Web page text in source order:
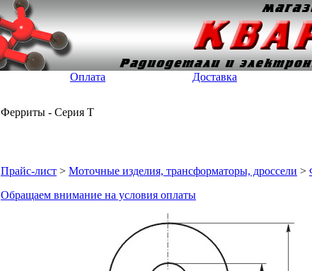
Оплата Доставка
Ферриты - Серия Т
Прайс-лист > Моточные изделия, трансформаторы, дроссели >
Обращаем внимание на условия оплаты